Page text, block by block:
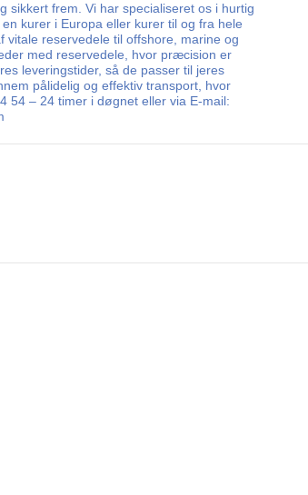
sikkert frem. Vi har specialiseret os i hurtig
kurer i Europa eller kurer til og fra hele
reservedele til offshore, marine og
med reservedele, hvor præcision er
leveringstider, så de passer til jeres
pålidelig og effektiv transport, hvor
54 – 24 timer i døgnet eller via E-mail: